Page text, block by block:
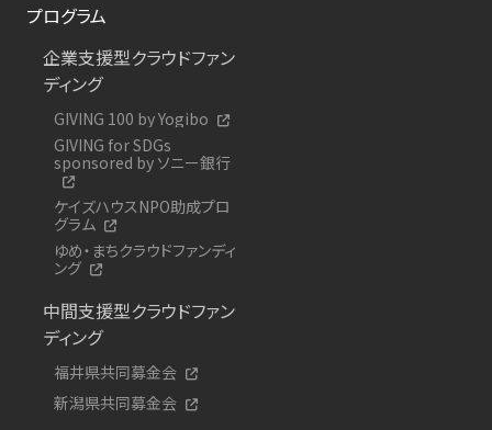
プログラム
企業支援型クラウドファン
ディング
GIVING 100 by Yogibo
GIVING for SDGs
sponsored by ソニー銀行
ケイズハウスNPO助成プロ
グラム
ゆめ・まちクラウドファンディ
ング
中間支援型クラウドファン
ディング
福井県共同募金会
新潟県共同募金会